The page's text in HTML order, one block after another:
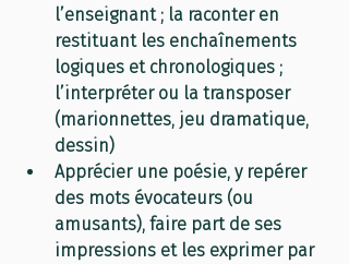
l’enseignant ; la raconter en
restituant les enchaînements
logiques et chronologiques ;
l’interpréter ou la transposer
(marionnettes, jeu dramatique,
dessin)
Apprécier une poésie, y repérer
des mots évocateurs (ou
amusants), faire part de ses
impressions et les exprimer par